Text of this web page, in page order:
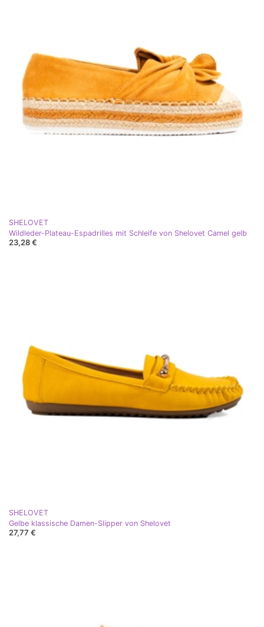
SHELOVET
Wildleder-Plateau-Espadrilles mit Schleife von Shelovet Camel gelb
23,28 €
SHELOVET
Gelbe klassische Damen-Slipper von Shelovet
27,77 €